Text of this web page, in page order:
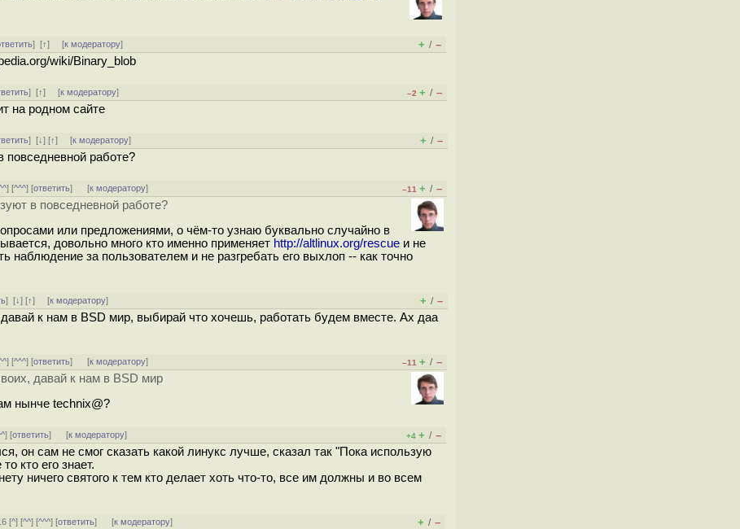
][↑] [к модератору] + / –
wiki/Binary_blob
][↑] [к модератору] –2 + / –
на родном сайте
][↓] [↑] [к модератору] + / –
повседневной работе?
] [^^^] [ответить] [к модератору] –11 + / –
в повседневной работе?
или предложениями, о чём-то узнаю буквально случайно в
довольно много кто именно применяет http://altlinux.org/rescue и не
наблюдение за пользователем и не разгребать его выхлоп -- как точно
][↓] [↑] [к модератору] + / –
к нам в BSD мир, выбирай что хочешь, работать будем вместе. Ах даа
] [^^^] [ответить] [к модератору] –11 + / –
давай к нам в BSD мир
нынче technix@?
] [ответить] [к модератору] +4 + / –
он сам не смог сказать какой линукс лучше, сказал так "Пока использую
кто его знает.
ничего святого к тем кто делает хоть что-то, все им должны и во всем
[^] [^^] [^^^] [ответить] [к модератору] + / –